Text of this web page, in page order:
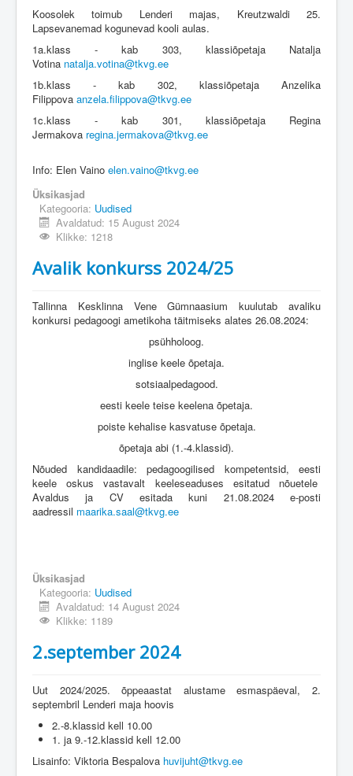
Koosolek toimub Lenderi majas, Kreutzwaldi 25.
Lapsevanemad kogunevad kooli aulas.
1a.klass - kab 303, klassiõpetaja Natalja
Votina natalja.votina@tkvg.ee
1b.klass - kab 302, klassiõpetaja Anzelika
Filippova anzela.filippova@tkvg.ee
1c.klass - kab 301, klassiõpetaja Regina
Jermakova regina.jermakova@tkvg.ee
Info: Elen Vaino elen.vaino@tkvg.ee
Üksikasjad
Kategooria: Uudised
Avaldatud: 15 August 2024
Klikke: 1218
Avalik konkurss 2024/25
Tallinna Kesklinna Vene Gümnaasium kuulutab avaliku
konkursi pedagoogi ametikoha täitmiseks alates 26.08.2024:
psühholoog.
inglise keele õpetaja.
sotsiaalpedagood.
eesti keele teise keelena õpetaja.
poiste kehalise kasvatuse õpetaja.
õpetaja abi (1.-4.klassid).
Nõuded kandidaadile: pedagoogilised kompetentsid, eesti
keele oskus vastavalt keeleseaduses esitatud nõuetele
Avaldus ja CV esitada kuni 21.08.2024 e-posti
aadressil maarika.saal@tkvg.ee
Üksikasjad
Kategooria: Uudised
Avaldatud: 14 August 2024
Klikke: 1189
2.september 2024
Uut 2024/2025. õppeaastat alustame esmaspäeval, 2.
septembril Lenderi maja hoovis
2.-8.klassid kell 10.00
1. ja 9.-12.klassid kell 12.00
Lisainfo: Viktoria Bespalova huvijuht@tkvg.ee